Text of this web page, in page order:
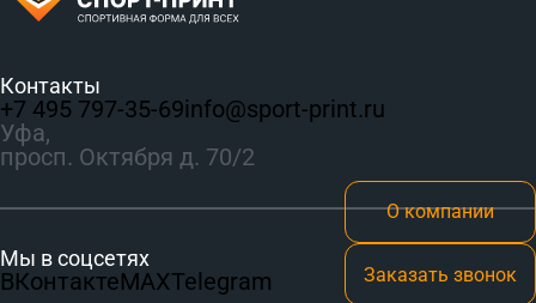
Контакты
+7 495 797‑35-69info@sport-print.ru
Уфа,
просп. Октября д. 70/2
Мы в соцсетях
ВКонтактеMAXTelegram
О компании
Заказать звонок